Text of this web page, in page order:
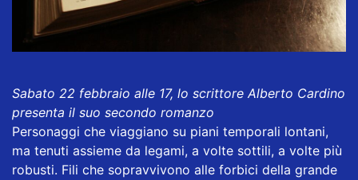
Sabato 22 febbraio alle 17, lo scrittore Alberto Cardino
presenta il suo secondo romanzo
Personaggi che viaggiano su piani temporali lontani,
ma tenuti assieme da legami, a volte sottili, a volte più
robusti. Fili che sopravvivono alle forbici della grande